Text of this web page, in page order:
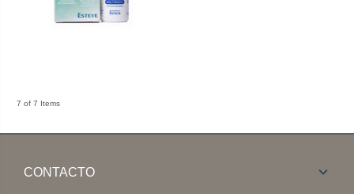
7 of 7 Items
CONTACTO